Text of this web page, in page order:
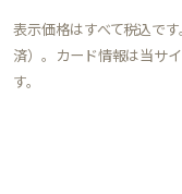
表示価格はすべて税込で
済）。カード情報は当サ
す。